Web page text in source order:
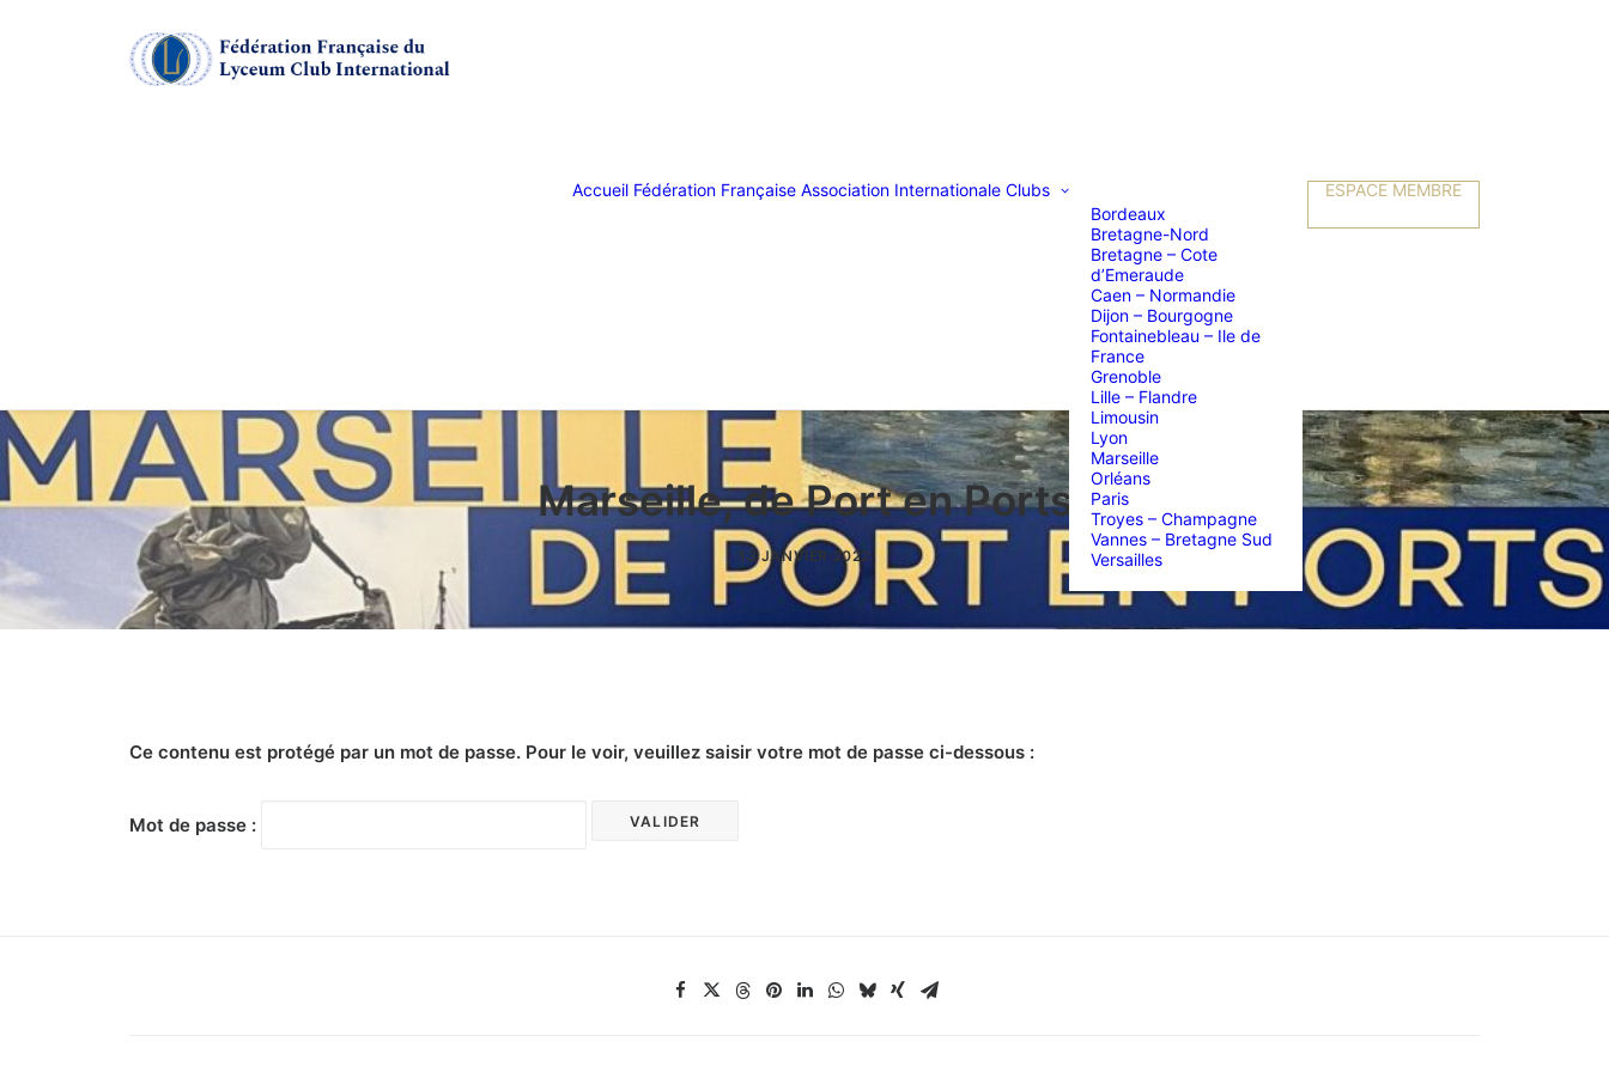
Accueil Fédération Française Association Internationale Clubs
Bordeaux
Bretagne-Nord
Bretagne – Cote
d’Emeraude
Caen – Normandie
Dijon – Bourgogne
Fontainebleau – Ile de
France
Grenoble
Lille – Flandre
Limousin
Lyon
Marseille
Orléans
Paris
Troyes – Champagne
Vannes – Bretagne Sud
Versailles
ESPACE MEMBRE
Marseille, de Port en Ports
13 JANVIER 2022
Ce contenu est protégé par un mot de passe. Pour le voir, veuillez saisir votre mot de passe ci-dessous :
Mot de passe :